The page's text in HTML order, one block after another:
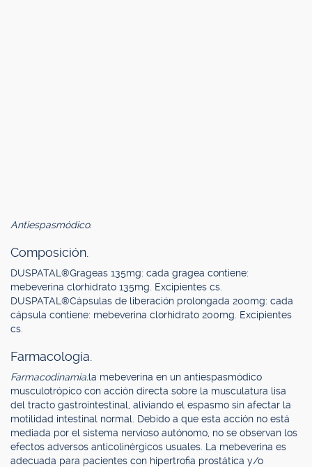
Antiespasmódico.
Composición.
DUSPATAL®Grageas 135mg: cada gragea contiene:
mebeverina clorhidrato 135mg. Excipientes cs.
DUSPATAL®Cápsulas de liberación prolongada 200mg: cada
cápsula contiene: mebeverina clorhidrato 200mg. Excipientes
cs.
Farmacología.
Farmacodinamia:la mebeverina en un antiespasmódico
musculotrópico con acción directa sobre la musculatura lisa
del tracto gastrointestinal, aliviando el espasmo sin afectar la
motilidad intestinal normal. Debido a que esta acción no está
mediada por el sistema nervioso autónomo, no se observan los
efectos adversos anticolinérgicos usuales. La mebeverina es
adecuada para pacientes con hipertrofia prostática y/o